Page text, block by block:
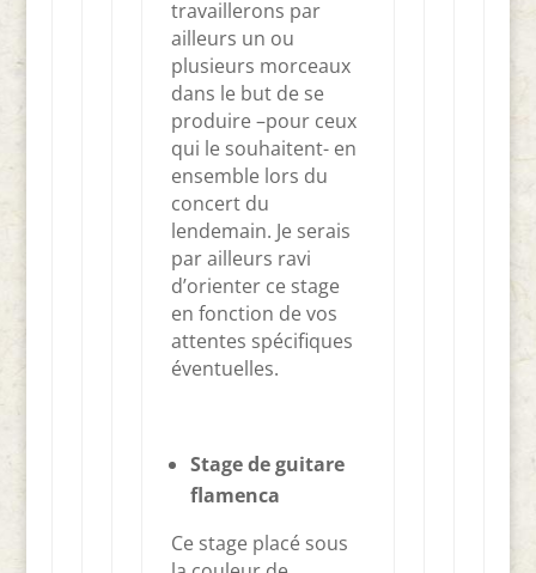
travaillerons par
ailleurs un ou
plusieurs morceaux
dans le but de se
produire –pour ceux
qui le souhaitent- en
ensemble lors du
concert du
lendemain. Je serais
par ailleurs ravi
d’orienter ce stage
en fonction de vos
attentes spécifiques
éventuelles.
Stage de guitare
flamenca
Ce stage placé sous